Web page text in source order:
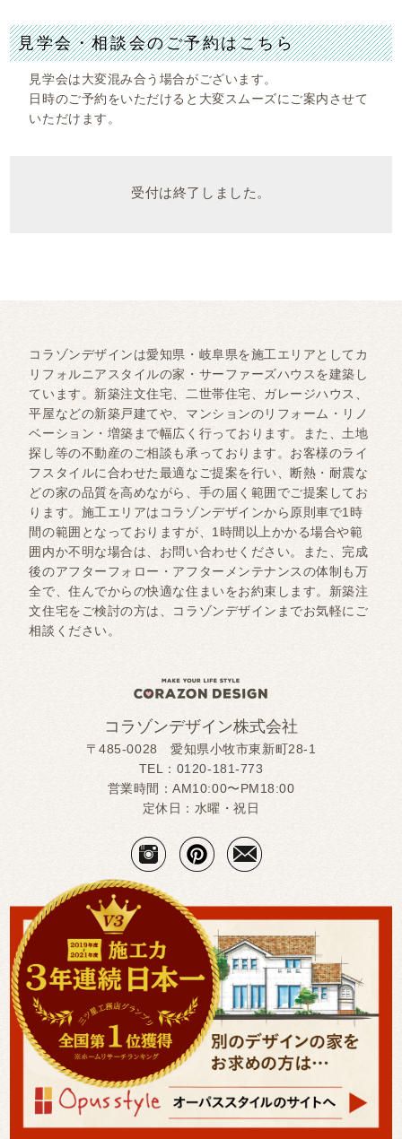
見学会・相談会のご予約はこちら
見学会は大変混み合う場合がございます。
日時のご予約をいただけると大変スムーズにご案内させて
いただけます。
受付は終了しました。
コラゾンデザインは愛知県・岐阜県を施工エリアとしてカ
リフォルニアスタイルの家・サーファーズハウスを建築し
ています。新築注文住宅、二世帯住宅、ガレージハウス、
平屋などの新築戸建てや、マンションのリフォーム・リノ
ベーション・増築まで幅広く行っております。また、土地
探し等の不動産のご相談も承っております。お客様のライ
フスタイルに合わせた最適なご提案を行い、断熱・耐震な
どの家の品質を高めながら、手の届く範囲でご提案してお
ります。施工エリアはコラゾンデザインから原則車で1時
間の範囲となっておりますが、1時間以上かかる場合や範
囲内か不明な場合は、お問い合わせください。また、完成
後のアフターフォロー・アフターメンテナンスの体制も万
全で、住んでからの快適な住まいをお約束します。新築注
文住宅をご検討の方は、コラゾンデザインまでお気軽にご
相談ください。
コラゾンデザイン株式会社
〒485-0028 愛知県小牧市東新町28-1
TEL： 0120-181-773
営業時間：AM10:00〜PM18:00
定休日：水曜・祝日